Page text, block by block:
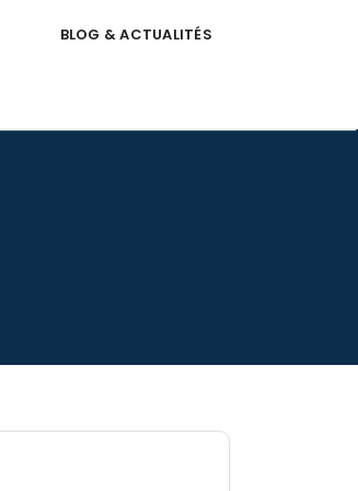
BLOG & ACTUALITÉS